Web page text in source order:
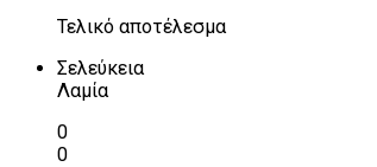
Τελικό αποτέλεσμα
Σελεύκεια
Λαμία
0
0